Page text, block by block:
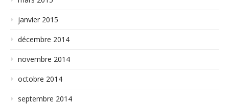
janvier 2015
décembre 2014
novembre 2014
octobre 2014
septembre 2014